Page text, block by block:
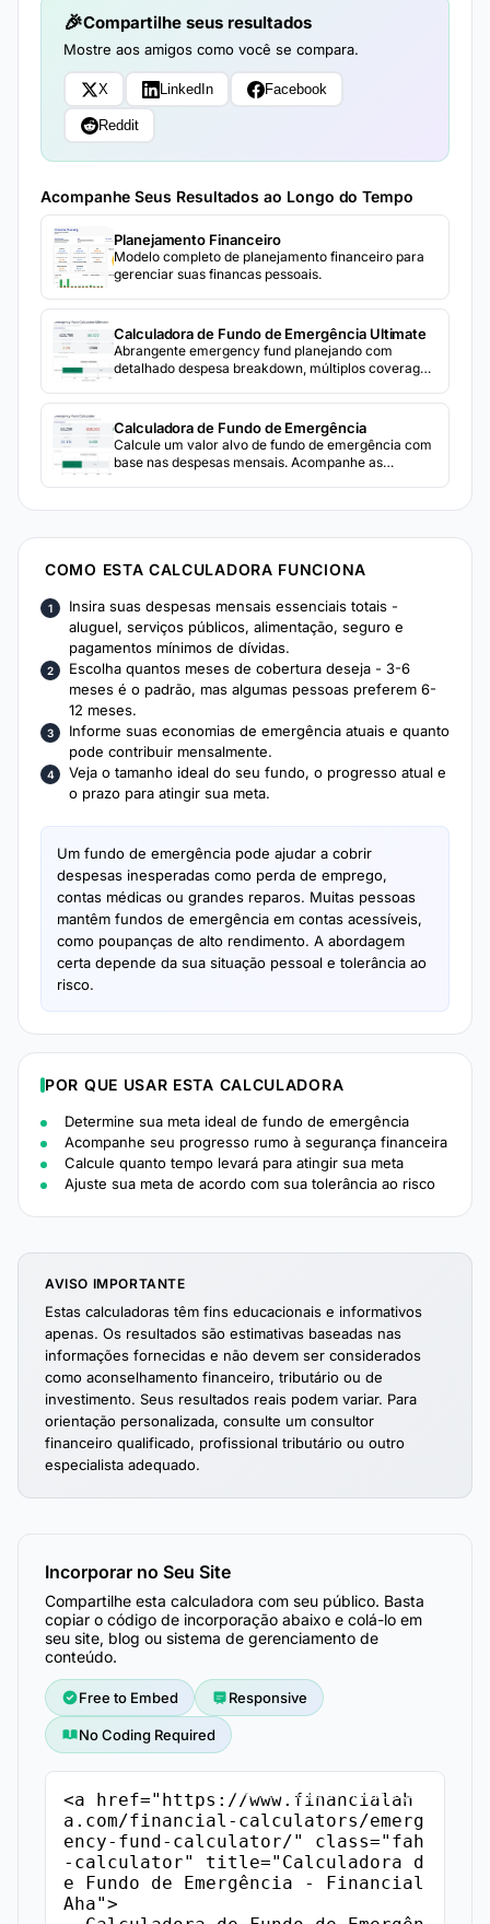
Compartilhe seus resultados
Mostre aos amigos como você se compara.
X LinkedIn Facebook
Reddit
Acompanhe Seus Resultados ao Longo do Tempo
Planejamento Financeiro
Modelo completo de planejamento financeiro para
gerenciar suas financas pessoais.
Calculadora de Fundo de Emergência Ultimate
Abrangente emergency fund planejando com
detalhado despesa breakdown, múltiplos coverage
projeções.
Calculadora de Fundo de Emergência
Calcule um valor alvo de fundo de emergência com
base nas despesas mensais. Acompanhe as
COMO ESTA CALCULADORA FUNCIONA
Insira suas despesas mensais essenciais totais -
aluguel, serviços públicos, alimentação, seguro e
pagamentos mínimos de dívidas.
Escolha quantos meses de cobertura deseja - 3-6
meses é o padrão, mas algumas pessoas preferem 6-
12 meses.
Informe suas economias de emergência atuais e quanto
pode contribuir mensalmente.
Veja o tamanho ideal do seu fundo, o progresso atual e
o prazo para atingir sua meta.
Um fundo de emergência pode ajudar a cobrir
despesas inesperadas como perda de emprego,
contas médicas ou grandes reparos. Muitas pessoas
mantêm fundos de emergência em contas acessíveis,
como poupanças de alto rendimento. A abordagem
certa depende da sua situação pessoal e tolerância ao
risco.
POR QUE USAR ESTA CALCULADORA
Determine sua meta ideal de fundo de emergência
Acompanhe seu progresso rumo à segurança financeira
Calcule quanto tempo levará para atingir sua meta
Ajuste sua meta de acordo com sua tolerância ao risco
AVISO IMPORTANTE
Estas calculadoras têm fins educacionais e informativos
apenas. Os resultados são estimativas baseadas nas
informações fornecidas e não devem ser considerados
como aconselhamento financeiro, tributário ou de
investimento. Seus resultados reais podem variar. Para
orientação personalizada, consulte um consultor
financeiro qualificado, profissional tributário ou outro
especialista adequado.
Incorporar no Seu Site
Compartilhe esta calculadora com seu público. Basta
copiar o código de incorporação abaixo e colá-lo em
seu site, blog ou sistema de gerenciamento de
conteúdo.
Free to Embed Responsive
No Coding Required
<a href="https://www.financialah
a.com/financial-calculators/emerg
ency-fund-calculator/" class="fah
-calculator" title="Calculadora d
e Fundo de Emergência - Financial
Aha">
Copiar Código de Incorporação